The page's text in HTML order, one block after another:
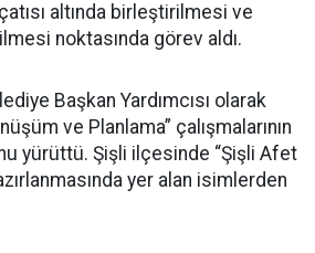
altında birleştirilmesi ve
noktasında görev aldı.
Başkan Yardımcısı olarak
ve Planlama” çalışmalarının
yürüttü. Şişli ilçesinde “Şişli Afet
yer alan isimlerden